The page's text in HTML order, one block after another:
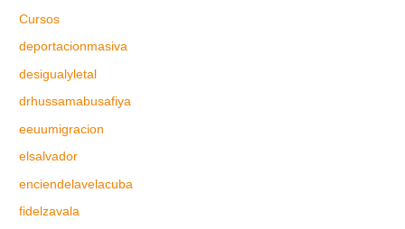
Cursos
deportacionmasiva
desigualyletal
drhussamabusafiya
eeuumigracion
elsalvador
enciendelavelacuba
fidelzavala